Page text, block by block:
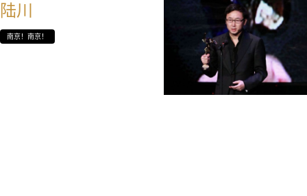
陆川
南京！南京！